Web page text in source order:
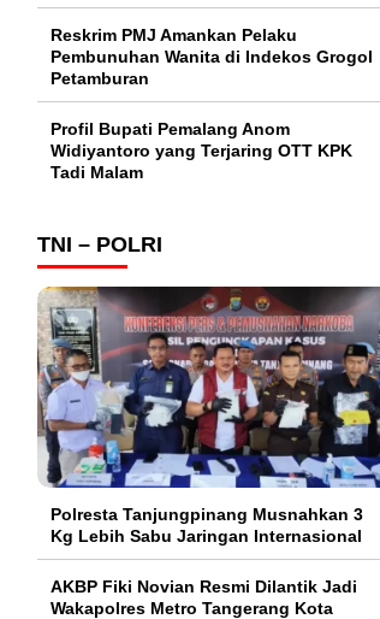
Reskrim PMJ Amankan Pelaku
Pembunuhan Wanita di Indekos Grogol
Petamburan
Profil Bupati Pemalang Anom
Widiyantoro yang Terjaring OTT KPK
Tadi Malam
TNI – POLRI
Polresta Tanjungpinang Musnahkan 3
Kg Lebih Sabu Jaringan Internasional
AKBP Fiki Novian Resmi Dilantik Jadi
Wakapolres Metro Tangerang Kota